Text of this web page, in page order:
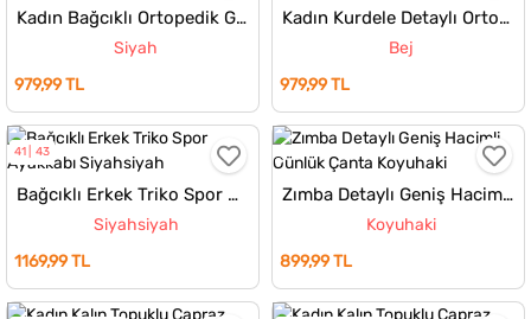
Kadın Bağcıklı Ortopedik Günlük Ayakkabı
Siyah
979,99 TL
Kadın Kurdele Detaylı Ortopedik Günlük Ayakkabı
Bej
979,99 TL
41 43
Bağcıklı Erkek Triko Spor Ayakkabı
Siyahsiyah
1169,99 TL
Zımba Detaylı Geniş Hacimli Günlük Çanta
Koyuhaki
899,99 TL